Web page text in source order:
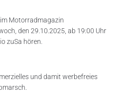
Motorradmagazin
den 29.10.2025, ab 19:00 Uhr
zuSa hören.
und damit werbefreies